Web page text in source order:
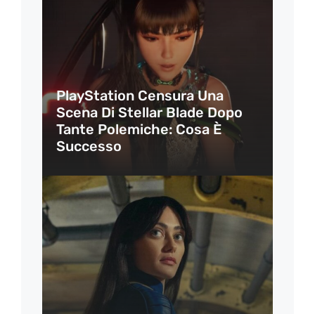
PlayStation Censura Una
Scena Di Stellar Blade Dopo
Tante Polemiche: Cosa È
Successo